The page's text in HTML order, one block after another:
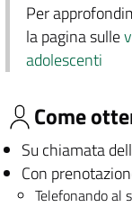
Per
la pagina sulle
adolescenti
Come
Su chiamata
Con
Telefonando al